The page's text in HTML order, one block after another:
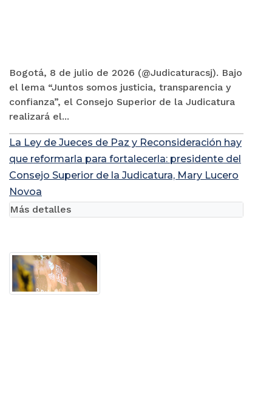
Bogotá, 8 de julio de 2026 (@Judicaturacsj). Bajo
el lema “Juntos somos justicia, transparencia y
confianza”, el Consejo Superior de la Judicatura
realizará el...
La Ley de Jueces de Paz y Reconsideración hay
que reformarla para fortalecerla: presidente del
Consejo Superior de la Judicatura, Mary Lucero
Novoa
Más detalles